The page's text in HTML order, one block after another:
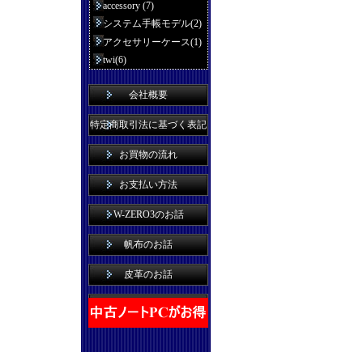
accessory (7)
システム手帳モデル(2)
アクセサリーケース(1)
twi(6)
会社概要
特定商取引法に基づく表記
お買物の流れ
お支払い方法
W-ZERO3のお話
帆布のお話
皮革のお話